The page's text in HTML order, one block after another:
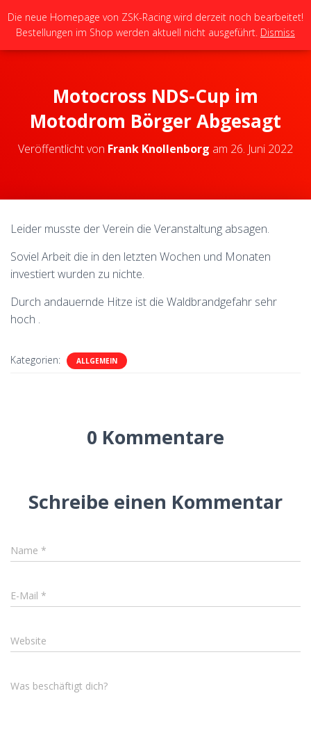
N
A
N
Motocross NDS-Cup im
Motodrom Börger Abgesagt
Veröffentlicht von Frank Knollenborg am 26. Juni 2022
Leider musste der Verein die Veranstaltung absagen.
Soviel Arbeit die in den letzten Wochen und Monaten
investiert wurden zu nichte.
Durch andauernde Hitze ist die Waldbrandgefahr sehr
hoch .
Kategorien: ALLGEMEIN
0 Kommentare
Schreibe einen Kommentar
Name *
E-Mail *
Website
Was beschäftigt dich?
Die neue Homepage von ZSK-Racing wird derzeit noch bearbeitet!
Bestellungen im Shop werden aktuell nicht ausgeführt. Dismiss